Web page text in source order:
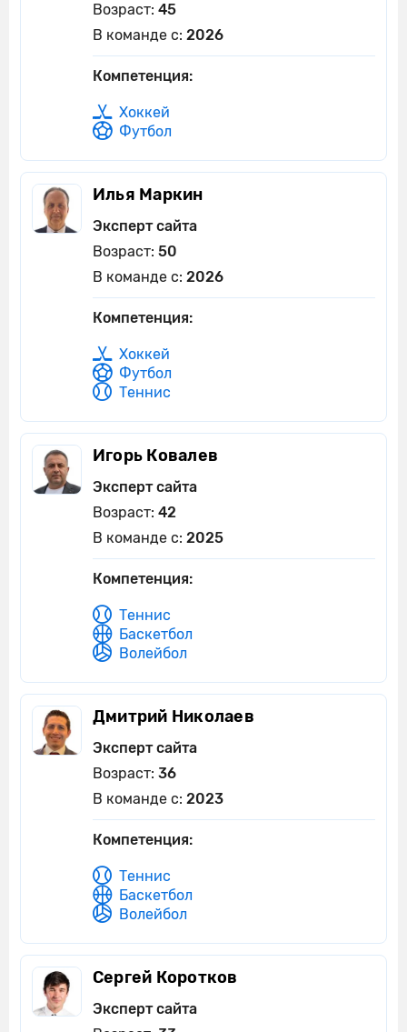
Возраст: 45
В команде с: 2026
Компетенция:
Хоккей
Футбол
Илья Маркин
Эксперт сайта
Возраст: 50
В команде с: 2026
Компетенция:
Хоккей
Футбол
Теннис
Игорь Ковалев
Эксперт сайта
Возраст: 42
В команде с: 2025
Компетенция:
Теннис
Баскетбол
Волейбол
Дмитрий Николаев
Эксперт сайта
Возраст: 36
В команде с: 2023
Компетенция:
Теннис
Баскетбол
Волейбол
Сергей Коротков
Эксперт сайта